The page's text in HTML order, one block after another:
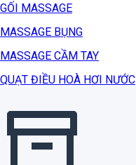
GỐI MASSAGE
MASSAGE BỤNG
MASSAGE CẦM TAY
QUẠT ĐIỀU HOÀ HƠI NƯỚC